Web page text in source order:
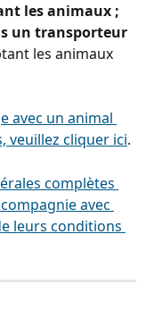
les animaux ;
un transporteur
les animaux
avec un animal
veuillez cliquer ici.
complètes
avec
leurs conditions